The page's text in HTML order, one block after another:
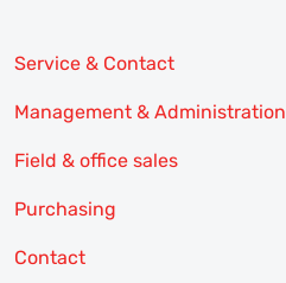
Service & Contact
Management & Administration
Field & office sales
Purchasing
Contact